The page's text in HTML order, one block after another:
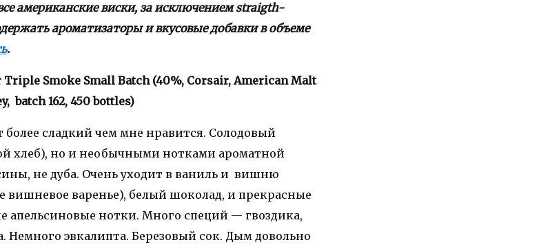
американские виски, за исключением straigth-
ароматизаторы и вкусовые добавки в объеме
.
Triple Smoke Small Batch (40%, Corsair, American Malt
batch 162, 450 bottles)
более сладкий чем мне нравится. Солодовый
хлеб), но и необычными нотками ароматной
не дуба. Очень уходит в ваниль и вишню
вишневое варенье), белый шоколад, и прекрасные
апельсиновые нотки. Много специй — гвоздика,
Немного эвкалипта. Березовый сок. Дым довольно